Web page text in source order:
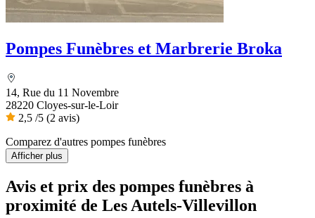
Pompes Funèbres et Marbrerie Broka
14, Rue du 11 Novembre
28220 Cloyes-sur-le-Loir
2,5 /5 (2 avis)
Comparez d'autres pompes funèbres
Afficher plus
Avis et prix des pompes funèbres à
proximité de Les Autels-Villevillon